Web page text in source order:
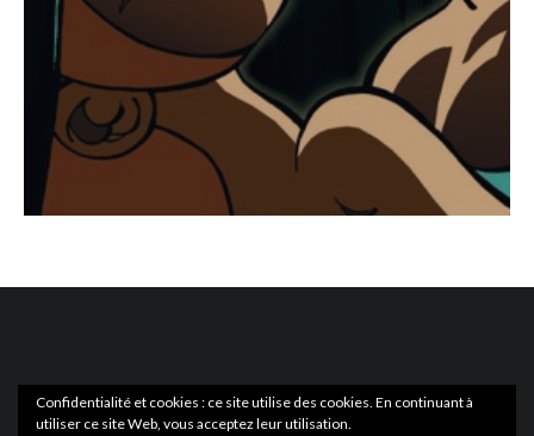
Confidentialité et cookies : ce site utilise des cookies. En continuant à
utiliser ce site Web, vous acceptez leur utilisation.